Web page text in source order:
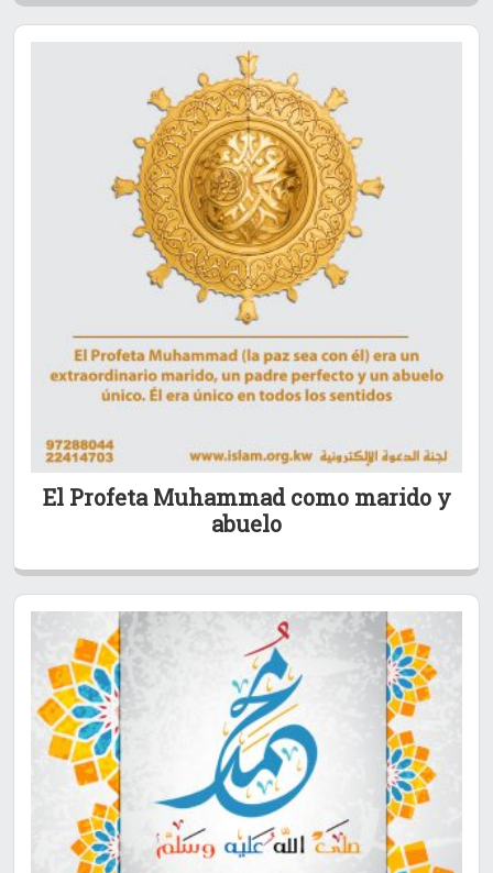
El Profeta Muhammad como marido y
abuelo